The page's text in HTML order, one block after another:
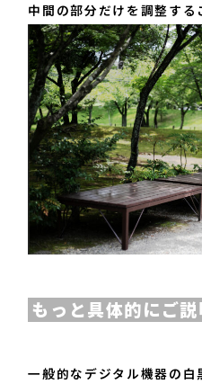
中間の部分だけを調整する
もっと具体的にご説
一般的なデジタル機器の